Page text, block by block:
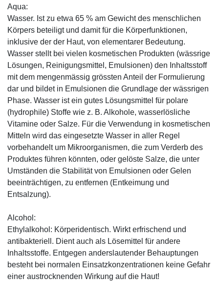
Aqua:
Wasser. Ist zu etwa 65 % am Gewicht des menschlichen
Körpers beteiligt und damit für die Körperfunktionen,
inklusive der der Haut, von elementarer Bedeutung.
Wasser stellt bei vielen kosmetischen Produkten (wässrige
Lösungen, Reinigungsmittel, Emulsionen) den Inhaltsstoff
mit dem mengenmässig grössten Anteil der Formulierung
dar und bildet in Emulsionen die Grundlage der wässrigen
Phase. Wasser ist ein gutes Lösungsmittel für polare
(hydrophile) Stoffe wie z. B. Alkohole, wasserlösliche
Vitamine oder Salze. Für die Verwendung in kosmetischen
Mitteln wird das eingesetzte Wasser in aller Regel
vorbehandelt um Mikroorganismen, die zum Verderb des
Produktes führen könnten, oder gelöste Salze, die unter
Umständen die Stabilität von Emulsionen oder Gelen
beeinträchtigen, zu entfernen (Entkeimung und
Entsalzung).
Alcohol:
Ethylalkohol: Körperidentisch. Wirkt erfrischend und
antibakteriell. Dient auch als Lösemittel für andere
Inhaltsstoffe. Entgegen anderslautender Behauptungen
besteht bei normalen Einsatzkonzentrationen keine Gefahr
einer austrocknenden Wirkung auf die Haut!